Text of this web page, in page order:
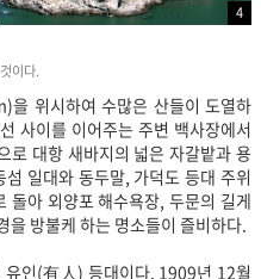
4
이다.
을 위시하여 수많은 산들이 도열하
사이를 이어주는 주변 백사장에서
로 대항 새바지의 넓은 자갈밭과 용
일대와 동두말, 가덕도 등대 주위
돌아 외양포 해수욕장, 두문의 길게
방불케 하는 명소들이 즐비하다.
유인(有人) 등대이다. 1909년 12월